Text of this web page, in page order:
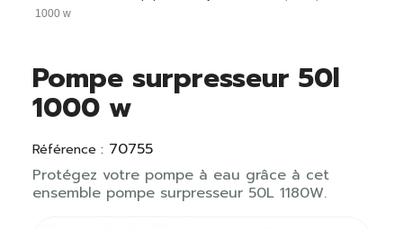
1000 w
Pompe surpresseur 50l
1000 w
Référence : 70755
Protégez votre pompe à eau grâce à cet
ensemble pompe surpresseur 50L 1180W.